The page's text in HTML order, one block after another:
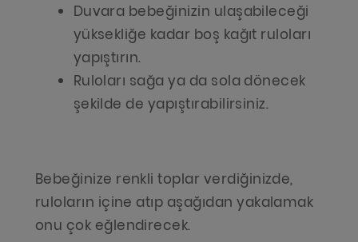
Duvara bebeğinizin ulaşabileceği
yüksekliğe kadar boş kağıt ruloları
yapıştırın.
Ruloları sağa ya da sola dönecek
şekilde de yapıştırabilirsiniz.
Bebeğinize renkli toplar verdiğinizde,
ruloların içine atıp aşağıdan yakalamak
onu çok eğlendirecek.